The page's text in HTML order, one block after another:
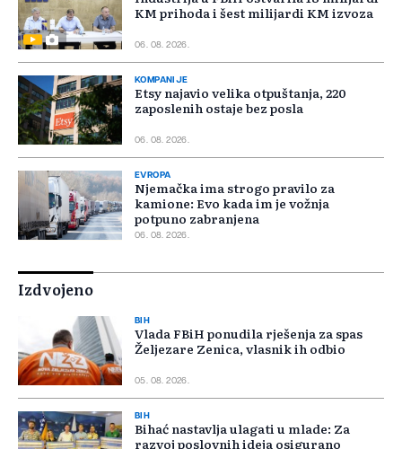
KM prihoda i šest milijardi KM izvoza
06. 08. 2026.
KOMPANIJE
Etsy najavio velika otpuštanja, 220
zaposlenih ostaje bez posla
06. 08. 2026.
EVROPA
Njemačka ima strogo pravilo za
kamione: Evo kada im je vožnja
potpuno zabranjena
06. 08. 2026.
Izdvojeno
BIH
Vlada FBiH ponudila rješenja za spas
Željezare Zenica, vlasnik ih odbio
05. 08. 2026.
BIH
Bihać nastavlja ulagati u mlade: Za
razvoj poslovnih ideja osigurano